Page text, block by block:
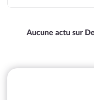
Aucune actu sur